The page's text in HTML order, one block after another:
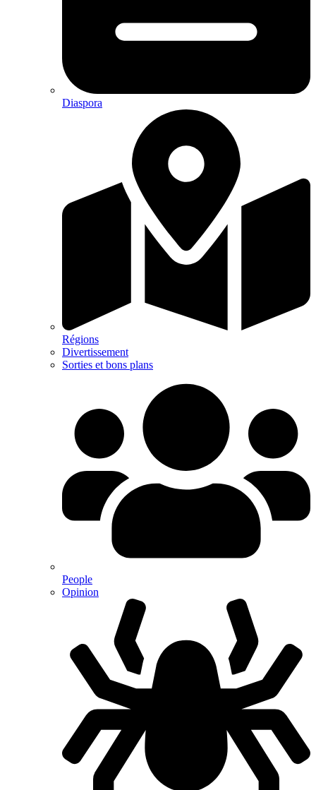
Diaspora
Régions
Divertissement
Sorties et bons plans
People
Opinion